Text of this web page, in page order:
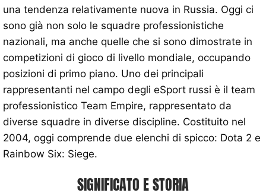
una tendenza relativamente nuova in Russia. Oggi ci
sono già non solo le squadre professionistiche
nazionali, ma anche quelle che si sono dimostrate in
competizioni di gioco di livello mondiale, occupando
posizioni di primo piano. Uno dei principali
rappresentanti nel campo degli eSport russi è il team
professionistico Team Empire, rappresentato da
diverse squadre in diverse discipline. Costituito nel
2004, oggi comprende due elenchi di spicco: Dota 2 e
Rainbow Six: Siege.
SIGNIFICATO E STORIA